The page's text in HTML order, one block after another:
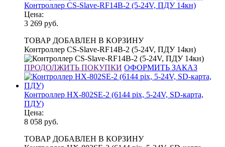
Контроллер CS-Slave-RF14B-2 (5-24V, ПДУ 14кн)
Цена:
3 269 руб.
ТОВАР ДОБАВЛЕН В КОРЗИНУ
Контроллер CS-Slave-RF14B-2 (5-24V, ПДУ 14кн)
ПРОДОЛЖИТЬ ПОКУПКИ ОФОРМИТЬ ЗАКАЗ
Контроллер HX-802SE-2 (6144 pix, 5-24V, SD-карта,
ПДУ)
Цена:
8 058 руб.
ТОВАР ДОБАВЛЕН В КОРЗИНУ